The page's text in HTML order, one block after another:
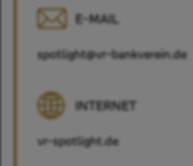
E-MAIL
spotlight@vr-bankverein.de
INTERNET
vr-spotlight.de